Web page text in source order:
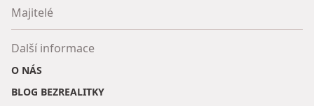
Majitelé
Další informace
O NÁS
BLOG BEZREALITKY